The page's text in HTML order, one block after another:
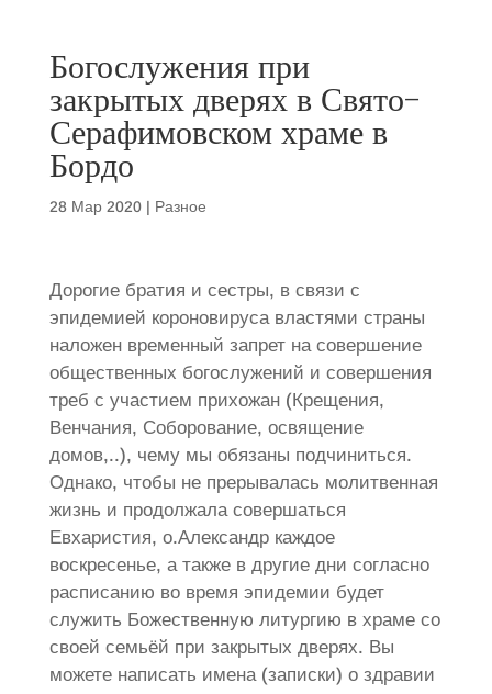
Богослужения при
закрытых дверях в Свято-
Серафимовском храме в
Бордо
28 Мар 2020| Разное
Дорогие братия и сестры, в связи с
эпидемией короновируса властями страны
наложен временный запрет на совершение
общественных богослужений и совершения
треб с участием прихожан (Крещения,
Венчания, Соборование, освящение
домов,..), чему мы обязаны подчиниться.
Однако, чтобы не прерывалась молитвенная
жизнь и продолжала совершаться
Евхаристия, о.Александр каждое
воскресенье, а также в другие дни согласно
расписанию во время эпидемии будет
служить Божественную литургию в храме со
своей семьёй при закрытых дверях. Вы
можете написать имена (записки) о здравии